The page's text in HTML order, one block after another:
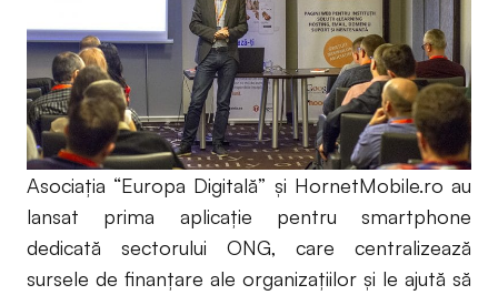
Asociaţia “Europa Digitală” şi HornetMobile.ro au
lansat prima aplicaţie pentru smartphone
dedicată sectorului ONG, care centralizează
sursele de finanţare ale organizaţiilor și le ajută să